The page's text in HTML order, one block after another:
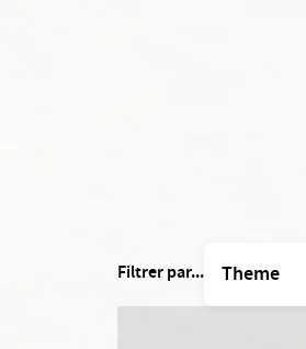
Filtrer par...